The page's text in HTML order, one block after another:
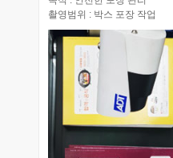
촬영범위 : 박스 포장 작업